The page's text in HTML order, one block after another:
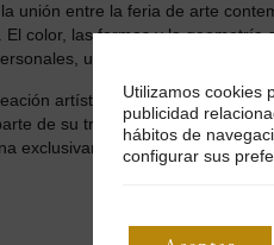
unión entre la feria de arte
color, las formas y la
un diálogo entre
artística en los 80, ha
de su trabajo puede
exclusivamente a hostelería.
Utilizamos cookies
publicidad
hábitos de
configurar sus